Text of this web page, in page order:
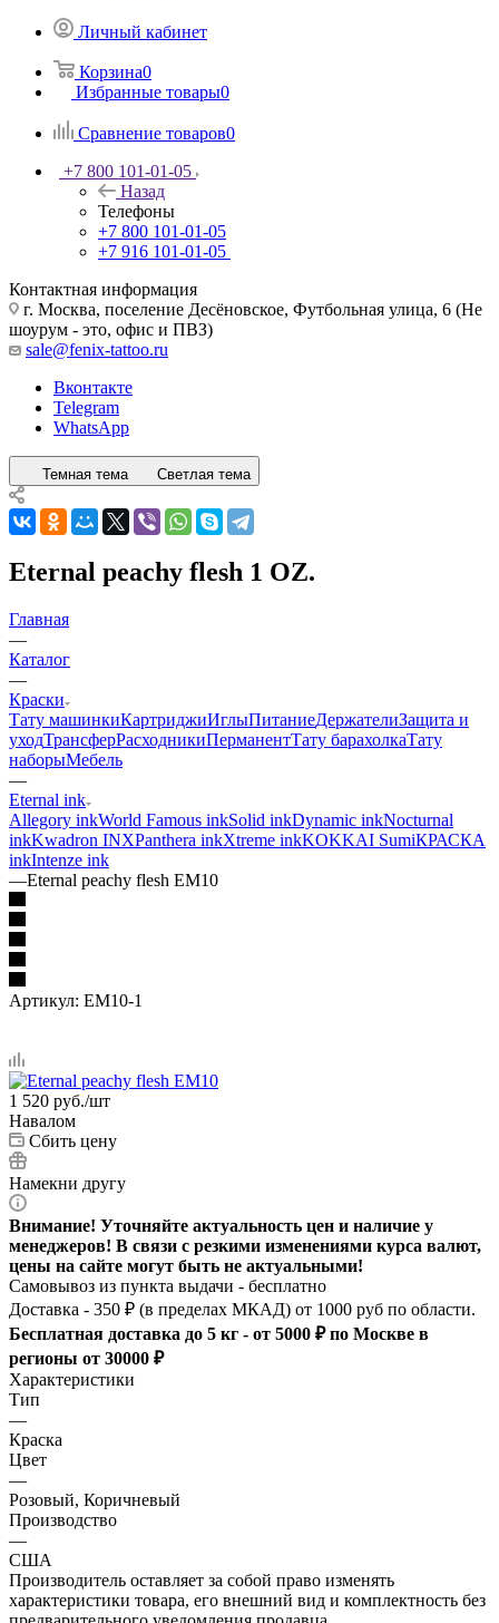
Личный кабинет
Корзина0
Избранные товары0
Сравнение товаров0
+7 800 101-01-05
Назад
Телефоны
+7 800 101-01-05
+7 916 101-01-05
Контактная информация
г. Москва, поселение Десёновское, Футбольная улица, 6 (Не
шоурум - это, офис и ПВЗ)
sale@fenix-tattoo.ru
Вконтакте
Telegram
WhatsApp
Темная тема Светлая тема
Eternal peachy flesh 1 OZ.
Главная
—
Каталог
—
Краски
Тату машинкиКартриджиИглыПитаниеДержателиЗащита и
уходТрансферРасходникиПерманентТату барахолкаТату
наборыМебель
—
Eternal ink
Allegory inkWorld Famous inkSolid inkDynamic inkNocturnal
inkKwadron INXPanthera inkXtreme inkKOKKAI SumiКРАСКА
inkIntenze ink
—Eternal peachy flesh EM10
Артикул: EM10-1
1 520 руб./шт
Навалом
Сбить цену
Намекни другу
Внимание! Уточняйте актуальность цен и наличие у
менеджеров! В связи с резкими изменениями курса валют,
цены на сайте могут быть не актуальными!
Самовывоз из пункта выдачи - бесплатно
Доставка - 350 ₽ (в пределах МКАД) от 1000 руб по области.
Бесплатная доставка до 5 кг - от 5000 ₽ по Москве в
регионы от 30000 ₽
Характеристики
Тип
—
Краска
Цвет
—
Розовый, Коричневый
Производство
—
США
Производитель оставляет за собой право изменять
характеристики товара, его внешний вид и комплектность без